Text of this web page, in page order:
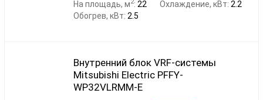
На площадь, м2: 22 Охлаждение, кВт: 2.2
Обогрев, кВт: 2.5
Внутренний блок VRF-системы
Mitsubishi Electric PFFY-
WP32VLRMM-E